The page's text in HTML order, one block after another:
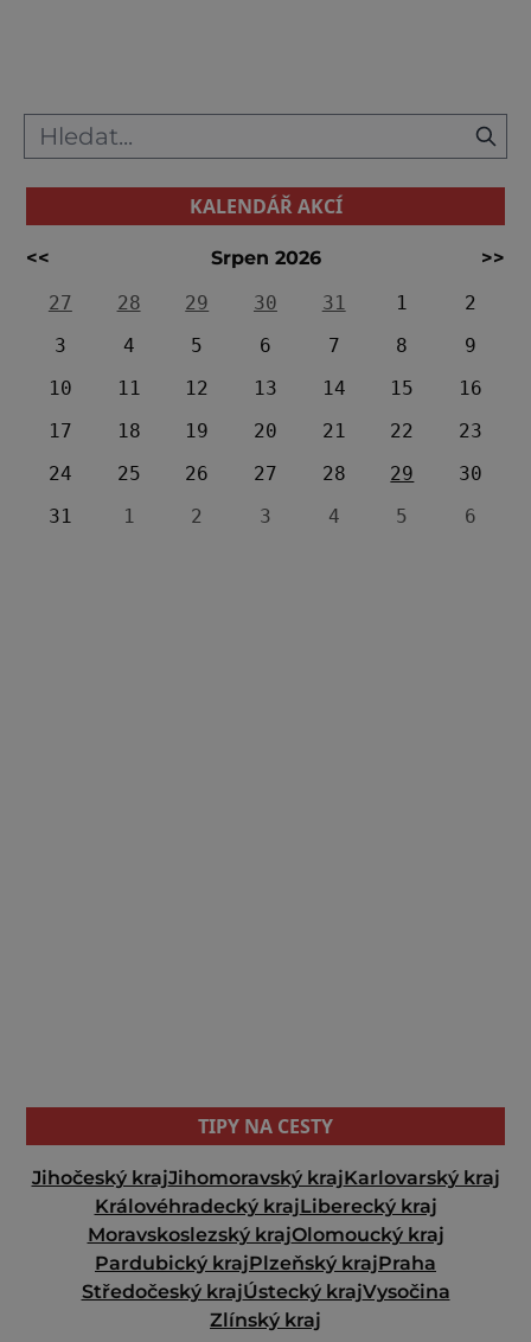
KALENDÁŘ AKCÍ
<< Srpen 2026
>>
27
28 29 30 31 1
2
3
4 5 6 7 8
9
10
11 12 13 14 15
16
17
18 19 20 21 22
23
24
25 26 27 28 29
30
31
1 2 3 4 5 6
TIPY NA CESTY
Jihočeský krajJihomoravský krajKarlovarský kraj
Královéhradecký krajLiberecký kraj
Moravskoslezský krajOlomoucký kraj
Pardubický krajPlzeňský krajPraha
Středočeský krajÚstecký krajVysočina
Zlínský kraj